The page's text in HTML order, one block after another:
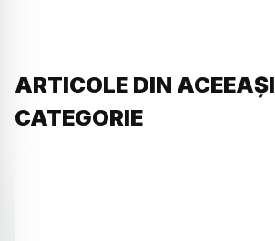
ARTICOLE DIN ACEEAȘI
CATEGORIE